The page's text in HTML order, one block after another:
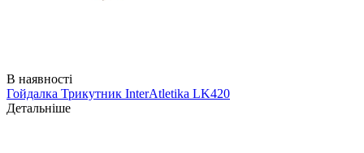
В наявності
Гойдалка Трикутник InterAtletika LK420
Детальніше